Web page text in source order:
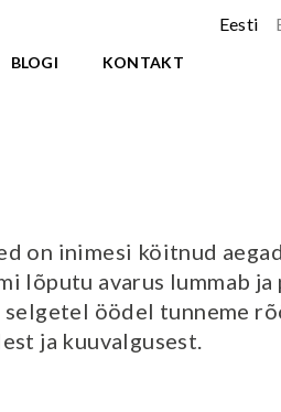
Eesti
BLOGI KONTAKT
UUS!
on inimesi köitnud
lõputu avarus lummab ja
selgetel öödel tunneme
ja kuuvalgusest.